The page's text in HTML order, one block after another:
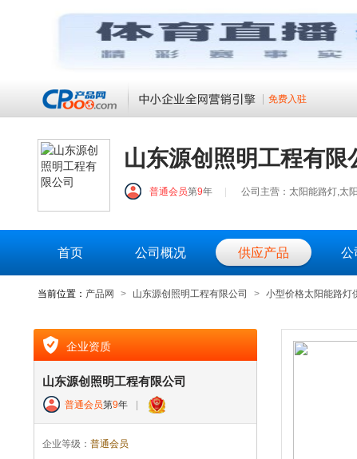
免费入驻
山东源创照明工程有限
普通会员第9年 公司主营：太阳能路灯,太
首页 公司概况 供应产品 公
当前位置： 产品网 > 山东源创照明工程有限公司 > 小型价格太阳能路灯
企业资质
山东源创照明工程有限公司
普通会员第9年
企业等级： 普通会员